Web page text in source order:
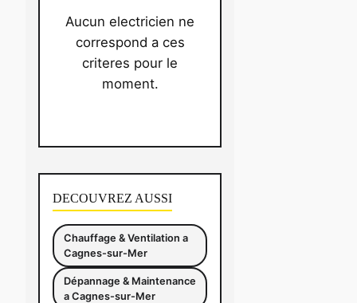
Aucun electricien ne
correspond a ces
criteres pour le
moment.
DECOUVREZ AUSSI
Chauffage & Ventilation a
Cagnes-sur-Mer
Dépannage & Maintenance
a Cagnes-sur-Mer